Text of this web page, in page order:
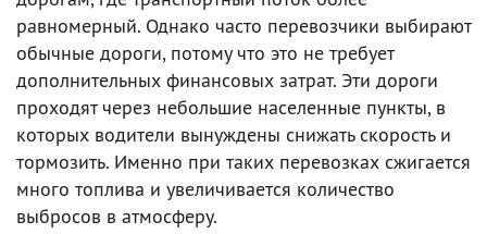
равномерный. Однако часто перевозчики выбирают
обычные дороги, потому что это не требует
дополнительных финансовых затрат. Эти дороги
проходят через небольшие населенные пункты, в
которых водители вынуждены снижать скорость и
тормозить. Именно при таких перевозках сжигается
много топлива и увеличивается количество
выбросов в атмосферу.